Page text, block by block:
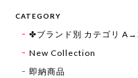
CATEGORY
✤ブランド別 カテゴリ
New Collection
即納商品